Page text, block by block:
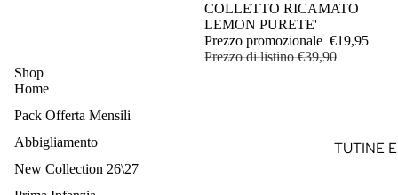
TUTINE E
COLLETTO RICAMATO
LEMON PURETE'
Prezzo promozionale €19,95
Prezzo di listino€39,90
Shop
Home
Pack Offerta Mensili
Abbigliamento
New Collection 26\27